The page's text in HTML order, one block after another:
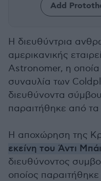
Add
Η διευθύντρια
αμερικανικής
Astronomer, η
συναυλία των
διευθύνοντα
παραιτήθηκε από
Η αποχώρηση της
εκείνη του Άντι
διευθύνοντος
οποίος